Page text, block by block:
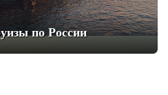
по России